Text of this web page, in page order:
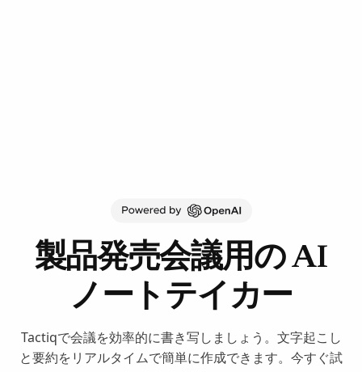
製品発売会議用の AI
ノートテイカー
Tactiqで会議を効率的に書き写しましょう。文字起こし
と要約をリアルタイムで簡単に作成できます。今すぐ試